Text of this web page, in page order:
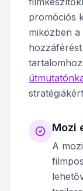
promóciós
miközben
Mozi
A